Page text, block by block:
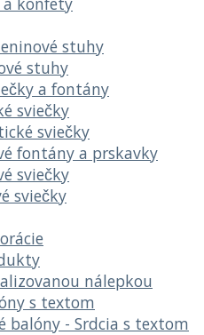
stuhy
stuhy
a fontány
sviečky
sviečky
fontány a prskavky
sviečky
sviečky
nálepkou
s textom
balóny - Srdcia s textom